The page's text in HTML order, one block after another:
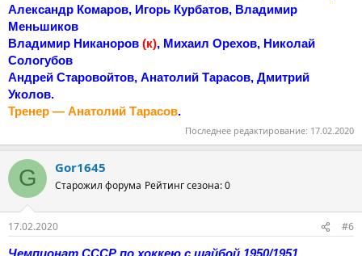
Александр Комаров, Игорь Курбатов, Владимир
Меньшиков
Владимир Никаноров (к), Михаил Орехов, Николай
Сологубов
Андрей Старовойтов, Анатолий Тарасов, Дмитрий
Уколов.
Тренер — Анатолий Тарасов.
Последнее редактирование: 17.02.2020
G Gor1645
Старожил форума Рейтинг сезона: 0
17.02.2020
#6
Чемпионат СССР по хоккею с шайбой 1950/1951